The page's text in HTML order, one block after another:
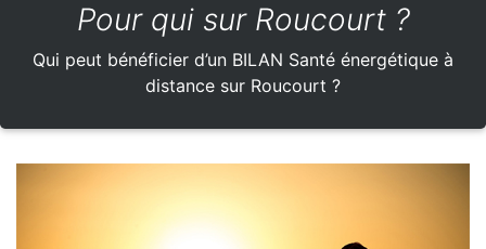
Pour qui sur Roucourt ?
Qui peut bénéficier d’un BILAN Santé énergétique à
distance sur Roucourt ?